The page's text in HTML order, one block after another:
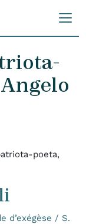
poeta,
d’exégèse / S.